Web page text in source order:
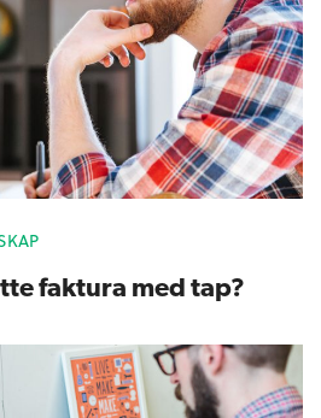
faktura med tap?